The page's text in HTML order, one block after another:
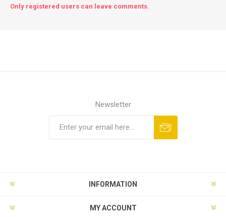
Only registered users can leave comments.
Newsletter
INFORMATION
MY ACCOUNT